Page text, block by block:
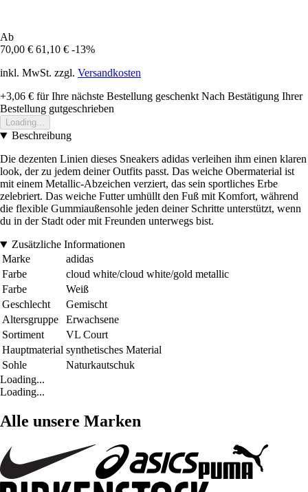
Ab
70,00 € 61,10 € -13%
inkl. MwSt. zzgl. Versandkosten
+3,06 € für Ihre nächste Bestellung geschenkt Nach Bestätigung Ihrer
Bestellung gutgeschrieben
Loading...
Beschreibung
Die dezenten Linien dieses Sneakers adidas verleihen ihm einen klaren
look, der zu jedem deiner Outfits passt. Das weiche Obermaterial ist
mit einem Metallic-Abzeichen verziert, das sein sportliches Erbe
zelebriert. Das weiche Futter umhüllt den Fuß mit Komfort, während
die flexible Gummiaußensohle jeden deiner Schritte unterstützt, wenn
du in der Stadt oder mit Freunden unterwegs bist.
Zusätzliche Informationen
Marke
adidas
Farbe
cloud white/cloud white/gold metallic
Farbe
Weiß
Geschlecht
Gemischt
Altersgruppe
Erwachsene
Sortiment
VL Court
Hauptmaterial synthetisches Material
Sohle
Naturkautschuk
Loading...
Loading...
Alle unsere Marken